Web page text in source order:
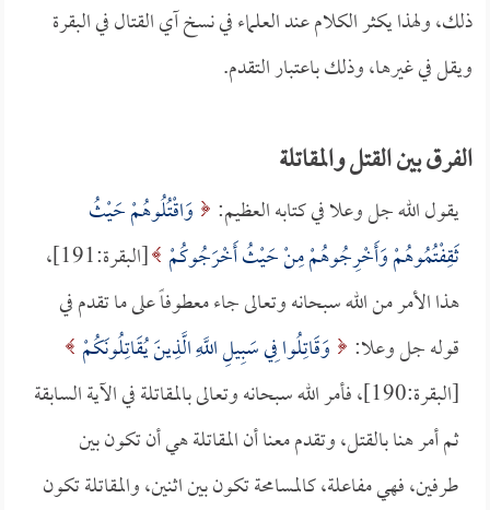
ذلك، ولهذا يكثر الكلام عند العلماء في نسخ آي القتال في البقرة
ويقل في غيرها، وذلك باعتبار التقدم.
الفرق بين القتل والمقاتلة
يقول الله جل وعلا في كتابه العظيم:
وَاقْتُلُوهُمْ حَيْثُ
ثَقِفْتُمُوهُمْ وَأَخْرِجُوهُمْ مِنْ حَيْثُ أَخْرَجُوكُمْ
[البقرة:191]،
هذا الأمر من الله سبحانه وتعالى جاء معطوفاً على ما تقدم في
قوله جل وعلا:
وَقَاتِلُوا فِي سَبِيلِ اللَّهِ الَّذِينَ يُقَاتِلُونَكُمْ
[البقرة:190]، فأمر الله سبحانه وتعالى بالمقاتلة في الآية السابقة
ثم أمر هنا بالقتل، وتقدم معنا أن المقاتلة هي أن تكون بين
طرفين، فهي مفاعلة، كالمسامحة تكون بين اثنين، والمقاتلة تكون